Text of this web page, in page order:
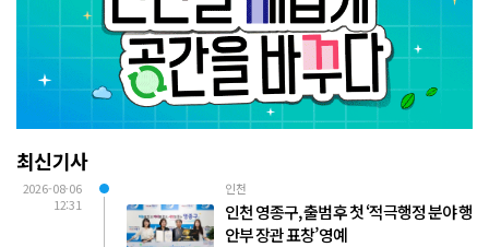
최신기사
2026-08-06
12:31
인천
인천 영종구, 출범 후 첫 ‘적극행정 분야 행
안부 장관 표창’ 영예